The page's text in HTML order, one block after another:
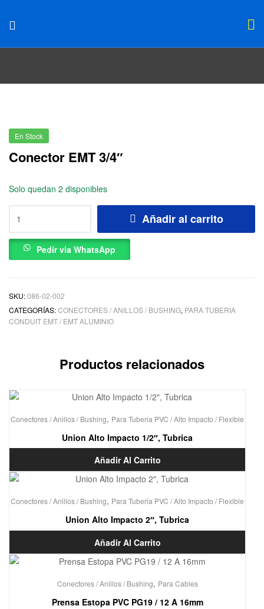
En Stock
Conector EMT 3/4″
Solo quedan 2 disponibles
Añadir al carrito
Pedir via WhatsApp
SKU:086-02-002
CATEGORÍAS:CONECTORES / ANILLOS / BUSHING, PARA TUBERIA
CONDUIT EMT / EMT ALUMINIO
Productos relacionados
Conectores / Anillos / Bushing, Para Tuberia PVC / Alto Impacto / Flexible
Union Alto Impacto 1/2″, Tubrica
Añadir Al Carrito
Conectores / Anillos / Bushing, Para Tuberia PVC / Alto Impacto / Flexible
Union Alto Impacto 2″, Tubrica
Añadir Al Carrito
Conectores / Anillos / Bushing, Para Cables
Prensa Estopa PVC PG19 / 12 A 16mm